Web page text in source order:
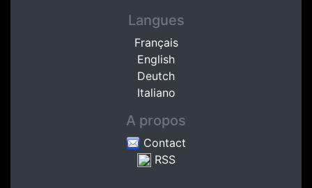
Langues
Français
English
Deutch
Italiano
A propos
Contact
RSS